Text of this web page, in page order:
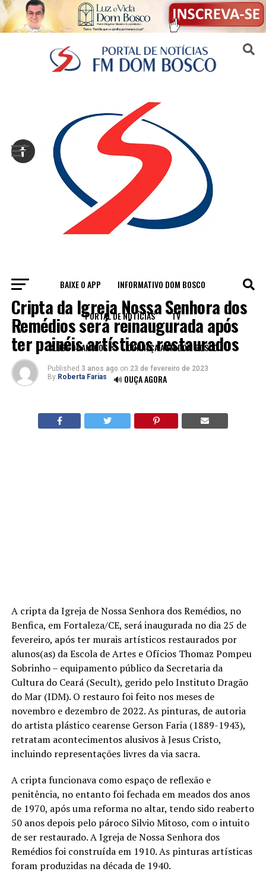
BAIXE O APP INFORMATIVO DOM BOSCO
PORTAL DE NOTÍCIAS TV
CLUBE DE AMIGOS CONHEÇA A FM DOM BOSCO
🔊 OUÇA AGORA
FORTALEZA
Cripta da Igreja Nossa Senhora dos
Remédios será reinaugurada após
ter painéis artísticos restaurados
Published 3 anos ago on 23 de fevereiro de 2023
By Roberta Farias
A cripta da Igreja de Nossa Senhora dos Remédios, no
Benfica, em Fortaleza/CE, será inaugurada no dia 25 de
fevereiro, após ter murais artísticos restaurados por
alunos(as) da Escola de Artes e Ofícios Thomaz Pompeu
Sobrinho – equipamento público da Secretaria da
Cultura do Ceará (Secult), gerido pelo Instituto Dragão
do Mar (IDM). O restauro foi feito nos meses de
novembro e dezembro de 2022. As pinturas, de autoria
do artista plástico cearense Gerson Faria (1889-1943),
retratam acontecimentos alusivos à Jesus Cristo,
incluindo representações livres da via sacra.
A cripta funcionava como espaço de reflexão e
penitência, no entanto foi fechada em meados dos anos
de 1970, após uma reforma no altar, tendo sido reaberto
50 anos depois pelo pároco Silvio Mitoso, com o intuito
de ser restaurado. A Igreja de Nossa Senhora dos
Remédios foi construída em 1910. As pinturas artísticas
foram produzidas na década de 1940.
Sair da versão mobile